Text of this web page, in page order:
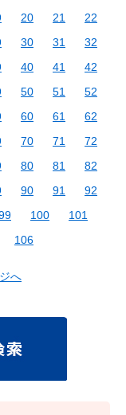
20 21
22
30 31
32
40 41
42
50 51
52
60 61
62
70 71
72
80 81
82
90 91
92
100
101
106
へ